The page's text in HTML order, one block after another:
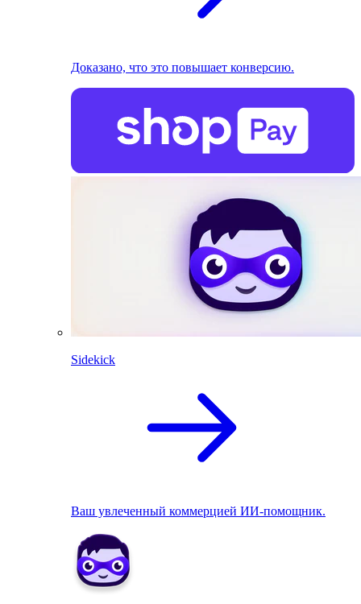
Доказано, что это повышает конверсию.
Sidekick
Ваш увлеченный коммерцией ИИ-помощник.